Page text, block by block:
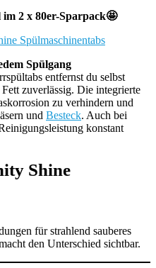
2 x 80er-Sparpack🤩
Spülgang
entfernst du selbst
zuverlässig. Die integrierte
zu verhindern und
und Besteck. Auch bei
konstant
Shine
für strahlend sauberes
den Unterschied sichtbar.